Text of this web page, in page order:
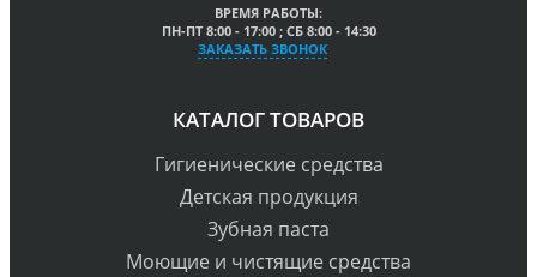
ВРЕМЯ РАБОТЫ:
ПН-ПТ 8:00 - 17:00 ; СБ 8:00 - 14:30
ЗАКАЗАТЬ ЗВОНОК
КАТАЛОГ ТОВАРОВ
Гигиенические средства
Детская продукция
Зубная паста
Моющие и чистящие средства